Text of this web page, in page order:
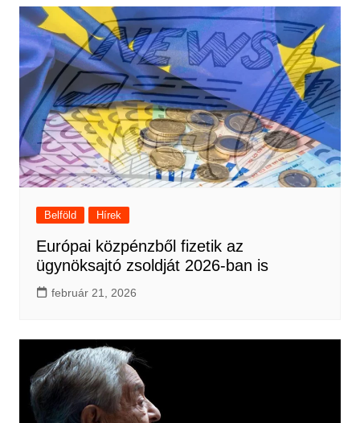
Belföld Hírek
Európai közpénzből fizetik az
ügynöksajtó zsoldját 2026-ban is
február 21, 2026